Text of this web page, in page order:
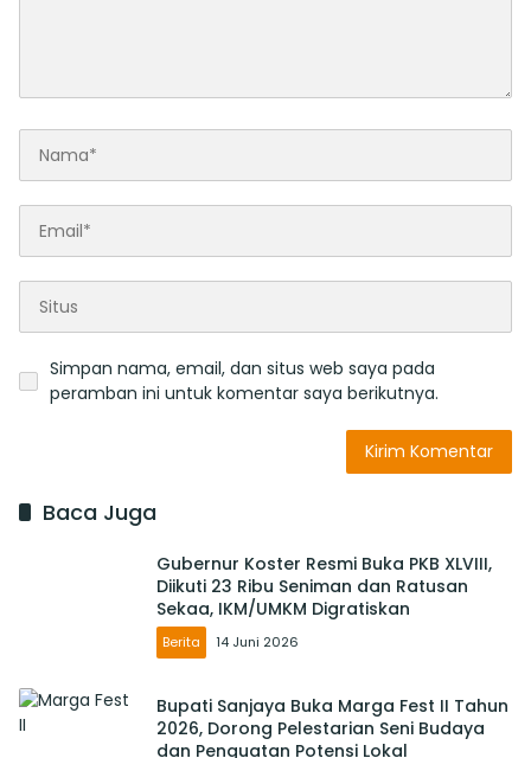
Simpan nama, email, dan situs web saya pada
peramban ini untuk komentar saya berikutnya.
Baca Juga
Gubernur Koster Resmi Buka PKB XLVIII,
Diikuti 23 Ribu Seniman dan Ratusan
Sekaa, IKM/UMKM Digratiskan
Berita 14 Juni 2026
Bupati Sanjaya Buka Marga Fest II Tahun
2026, Dorong Pelestarian Seni Budaya
dan Penguatan Potensi Lokal